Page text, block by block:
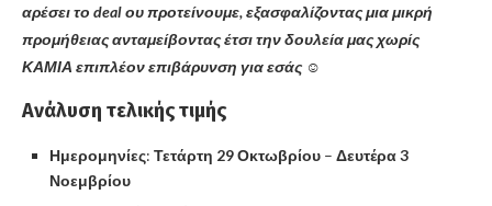
αρέσει το deal ου προτείνουμε, εξασφαλίζοντας μια μικρή
προμήθειας ανταμείβοντας έτσι την δουλεία μας χωρίς
ΚΑΜΙΑ επιπλέον επιβάρυνση για εσάς ☺️
Ανάλυση τελικής τιμής
Ημερομηνίες: Τετάρτη 29 Οκτωβρίου – Δευτέρα 3
Νοεμβρίου